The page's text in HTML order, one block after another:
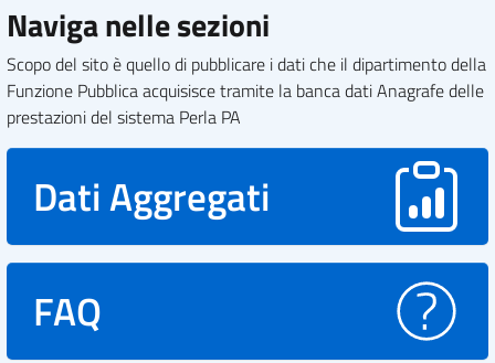
Naviga nelle sezioni
Scopo del sito è quello di pubblicare i dati che il dipartimento della
Funzione Pubblica acquisisce tramite la banca dati Anagrafe delle
prestazioni del sistema Perla PA
Dati Aggregati
FAQ